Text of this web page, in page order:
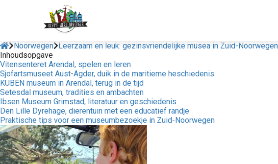
Noorwegen
Leerzaam en leuk: gezinsvriendelijke musea in Zuid-Noorwegen
Inhoudsopgave
Vitensenteret Arendal, spelen en leren
Sjofartsmuseet Aust-Agder, duik in de maritieme heschiedenis
KUBEN museum in Arendal, terug in de tijd
Setesdal museum, tradities en ambachten
Ibsen Museum Grimstad, literatuur en geschiedenis
Den Lille Dyrehage, dierentuin met een educatief randje
Praktische tips voor een museumbezoekje in Zuid-Noorwegen